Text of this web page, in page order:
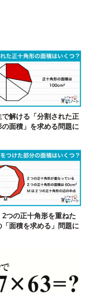
で解ける「分割された正
の面積」を求める問題に
つの正十角形を重ねた
「面積を求める」問題に